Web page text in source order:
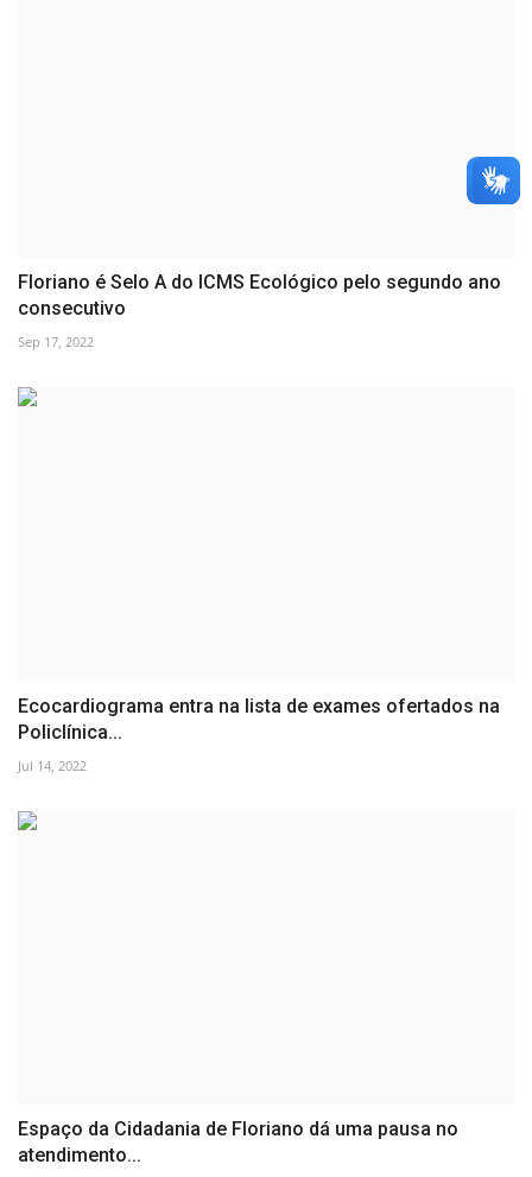
Floriano é Selo A do ICMS Ecológico pelo segundo ano
consecutivo
Sep 17, 2022
Ecocardiograma entra na lista de exames ofertados na
Policlínica...
Jul 14, 2022
Espaço da Cidadania de Floriano dá uma pausa no
atendimento...